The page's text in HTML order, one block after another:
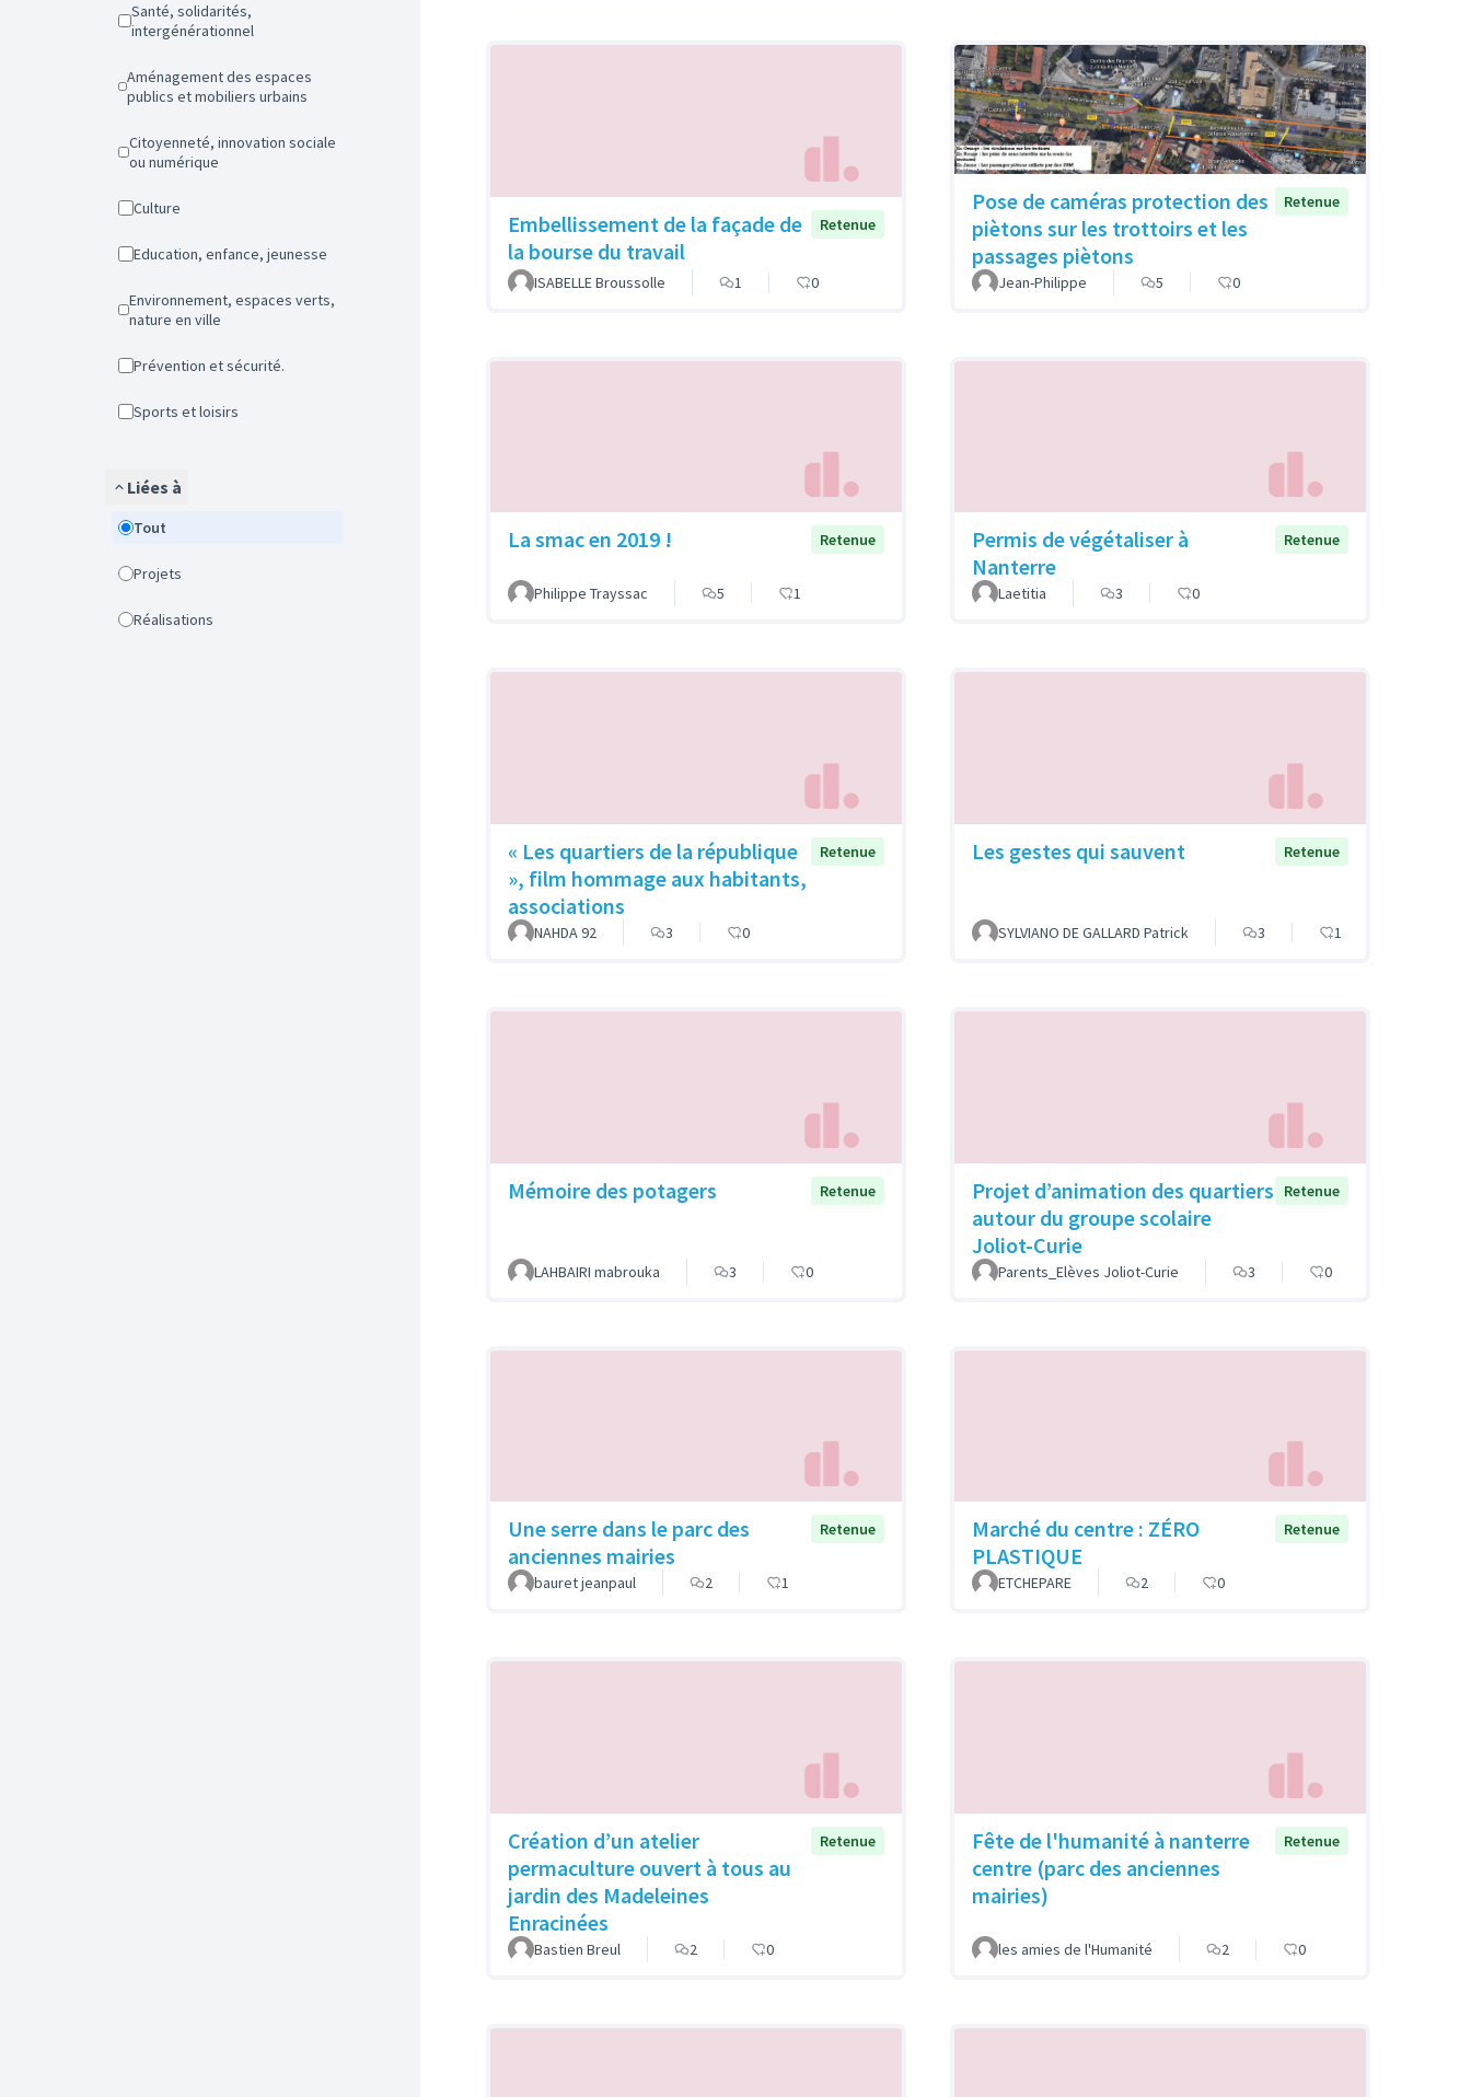
Santé, solidarités,
intergénérationnel
Aménagement des espaces
publics et mobiliers urbains
Citoyenneté, innovation sociale
ou numérique
Culture
Education, enfance, jeunesse
Environnement, espaces verts,
nature en ville
Prévention et sécurité.
Sports et loisirs
Liées à
Tout
Projets
Réalisations
Embellissement de la façade de
la bourse du travail
Retenue
ISABELLE Broussolle 1 0
Pose de caméras protection des
piètons sur les trottoirs et les
passages piètons
Retenue
Jean-Philippe 5 0
La smac en 2019 ! Retenue
Philippe Trayssac 5 1
Permis de végétaliser à
Nanterre
Retenue
Laetitia 3 0
« Les quartiers de la république
», film hommage aux habitants,
associations
Retenue
NAHDA 92 3 0
Les gestes qui sauvent Retenue
SYLVIANO DE GALLARD Patrick 3 1
Mémoire des potagers Retenue
LAHBAIRI mabrouka 3 0
Projet d’animation des quartiers
autour du groupe scolaire
Joliot-Curie
Retenue
Parents_Elèves Joliot-Curie 3 0
Une serre dans le parc des
anciennes mairies
Retenue
bauret jeanpaul 2 1
Marché du centre : ZÉRO
PLASTIQUE
Retenue
ETCHEPARE 2 0
Création d’un atelier
permaculture ouvert à tous au
jardin des Madeleines
Enracinées
Retenue
Bastien Breul 2 0
Fête de l'humanité à nanterre
centre (parc des anciennes
mairies)
Retenue
les amies de l'Humanité 2 0